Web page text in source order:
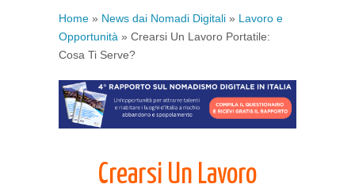
Home » News dai Nomadi Digitali » Lavoro e
Opportunità » Crearsi Un Lavoro Portatile:
Cosa Ti Serve?
Crearsi Un Lavoro